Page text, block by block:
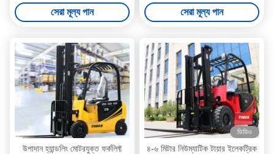
সেরা মূল্য পান সেরা মূল্য পান
উপাদান হ্যান্ডলিং মোটরযুক্ত ফর্কলিফ্ট
ভিডিও
৪-৬ মিটার নিউম্যাটিক টায়ার ইলেকট্রিক